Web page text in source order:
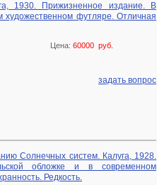
1930. Прижизненное издание. В
художественном футляре. Отличная
Цена: 60000 руб.
задать вопрос
Солнечных систем. Калуга, 1928.
обложке и в современном
Редкость.